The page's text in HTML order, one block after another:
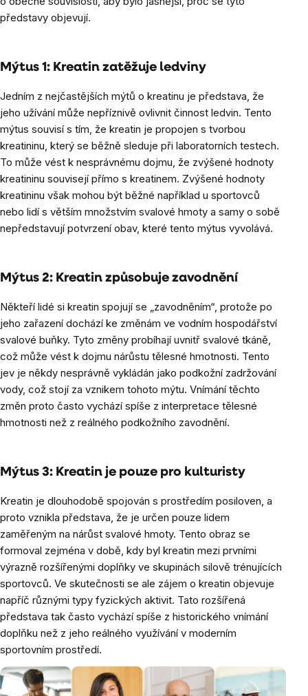
představy objevují.
Mýtus 1: Kreatin zatěžuje ledviny
Jedním z nejčastějších mýtů o kreatinu je představa, že
jeho užívání může nepříznivě ovlivnit činnost ledvin. Tento
mýtus souvisí s tím, že kreatin je propojen s tvorbou
kreatininu, který se běžně sleduje při laboratorních testech.
To může vést k nesprávnému dojmu, že zvýšené hodnoty
kreatininu souvisejí přímo s kreatinem. Zvýšené hodnoty
kreatininu však mohou být běžné například u sportovců
nebo lidí s větším množstvím svalové hmoty a samy o sobě
nepředstavují potvrzení obav, které tento mýtus vyvolává.
Mýtus 2: Kreatin způsobuje zavodnění
Někteří lidé si kreatin spojují se „zavodněním“, protože po
jeho zařazení dochází ke změnám ve vodním hospodářství
svalové buňky. Tyto změny probíhají uvnitř svalové tkáně,
což může vést k dojmu nárůstu tělesné hmotnosti. Tento
jev je někdy nesprávně vykládán jako podkožní zadržování
vody, což stojí za vznikem tohoto mýtu. Vnímání těchto
změn proto často vychází spíše z interpretace tělesné
hmotnosti než z reálného podkožního zavodnění.
Mýtus 3: Kreatin je pouze pro kulturisty
Kreatin je dlouhodobě spojován s prostředím posiloven, a
proto vznikla představa, že je určen pouze lidem
zaměřeným na nárůst svalové hmoty. Tento obraz se
formoval zejména v době, kdy byl kreatin mezi prvními
výrazně rozšířenými doplňky ve skupinách silově trénujících
sportovců. Ve skutečnosti se ale zájem o kreatin objevuje
napříč různými typy fyzických aktivit. Tato rozšířená
představa tak často vychází spíše z historického vnímání
doplňku než z jeho reálného využívání v moderním
sportovním prostředí.